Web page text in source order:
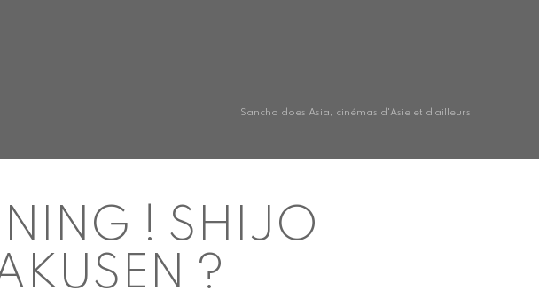
Sancho does Asia, cinémas d'Asie et d'ailleurs
! SHIJO
?